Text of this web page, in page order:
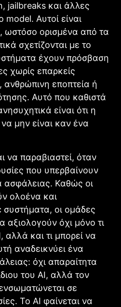
jailbreaks και άλλες
model. Αυτοί είναι
ωστόσο ορισμένα από τα
σχετίζονται με το
έχουν πρόσβαση
χωρίς επαρκείς
ανθρώπινη εποπτεία ή
Αυτό που καθιστά
είναι ότι η
να μην είναι καν ένα
να παραβιαστεί, όταν
που υπερβαίνουν
ασφάλειας. Καθώς οι
ολοένα και
συστήματα, οι ομάδες
αξιολογούν όχι μόνο τι
αλλά και τι μπορεί να
αναδεικνύει ένα
όχι απαραίτητα
του AI, αλλά τον
σε
Το AI φαίνεται να